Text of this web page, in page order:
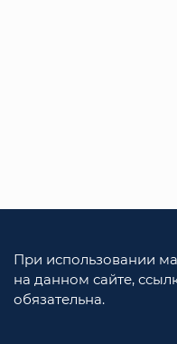
При использовании
на данном сайте,
обязательна.